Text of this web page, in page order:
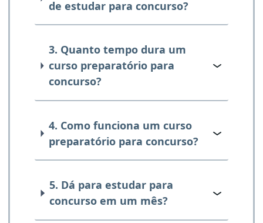
de estudar para concurso?
3. Quanto tempo dura um
curso preparatório para
concurso?
4. Como funciona um curso
preparatório para concurso?
5. Dá para estudar para
concurso em um mês?